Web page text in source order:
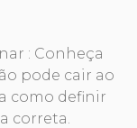
: Conheça
pode cair ao
como definir
correta.